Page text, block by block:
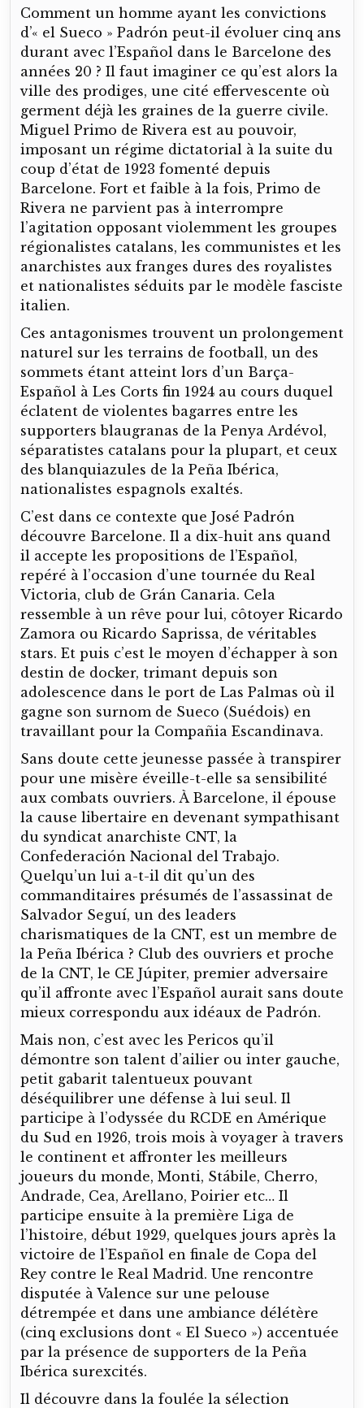
Comment un homme ayant les convictions
d’« el Sueco » Padrón peut-il évoluer cinq ans
durant avec l’Español dans le Barcelone des
années 20 ? Il faut imaginer ce qu’est alors la
ville des prodiges, une cité effervescente où
germent déjà les graines de la guerre civile.
Miguel Primo de Rivera est au pouvoir,
imposant un régime dictatorial à la suite du
coup d’état de 1923 fomenté depuis
Barcelone. Fort et faible à la fois, Primo de
Rivera ne parvient pas à interrompre
l’agitation opposant violemment les groupes
régionalistes catalans, les communistes et les
anarchistes aux franges dures des royalistes
et nationalistes séduits par le modèle fasciste
italien.
Ces antagonismes trouvent un prolongement
naturel sur les terrains de football, un des
sommets étant atteint lors d’un Barça-
Español à Les Corts fin 1924 au cours duquel
éclatent de violentes bagarres entre les
supporters blaugranas de la Penya Ardévol,
séparatistes catalans pour la plupart, et ceux
des blanquiazules de la Peña Ibérica,
nationalistes espagnols exaltés.
C’est dans ce contexte que José Padrón
découvre Barcelone. Il a dix-huit ans quand
il accepte les propositions de l’Español,
repéré à l’occasion d’une tournée du Real
Victoria, club de Grán Canaria. Cela
ressemble à un rêve pour lui, côtoyer Ricardo
Zamora ou Ricardo Saprissa, de véritables
stars. Et puis c’est le moyen d’échapper à son
destin de docker, trimant depuis son
adolescence dans le port de Las Palmas où il
gagne son surnom de Sueco (Suédois) en
travaillant pour la Compañia Escandinava.
Sans doute cette jeunesse passée à transpirer
pour une misère éveille-t-elle sa sensibilité
aux combats ouvriers. À Barcelone, il épouse
la cause libertaire en devenant sympathisant
du syndicat anarchiste CNT, la
Confederación Nacional del Trabajo.
Quelqu’un lui a-t-il dit qu’un des
commanditaires présumés de l’assassinat de
Salvador Seguí, un des leaders
charismatiques de la CNT, est un membre de
la Peña Ibérica ? Club des ouvriers et proche
de la CNT, le CE Júpiter, premier adversaire
qu’il affronte avec l’Español aurait sans doute
mieux correspondu aux idéaux de Padrón.
Mais non, c’est avec les Pericos qu’il
démontre son talent d’ailier ou inter gauche,
petit gabarit talentueux pouvant
déséquilibrer une défense à lui seul. Il
participe à l’odyssée du RCDE en Amérique
du Sud en 1926, trois mois à voyager à travers
le continent et affronter les meilleurs
joueurs du monde, Monti, Stábile, Cherro,
Andrade, Cea, Arellano, Poirier etc… Il
participe ensuite à la première Liga de
l’histoire, début 1929, quelques jours après la
victoire de l’Español en finale de Copa del
Rey contre le Real Madrid. Une rencontre
disputée à Valence sur une pelouse
détrempée et dans une ambiance délétère
(cinq exclusions dont « El Sueco ») accentuée
par la présence de supporters de la Peña
Ibérica surexcités.
Il découvre dans la foulée la sélection